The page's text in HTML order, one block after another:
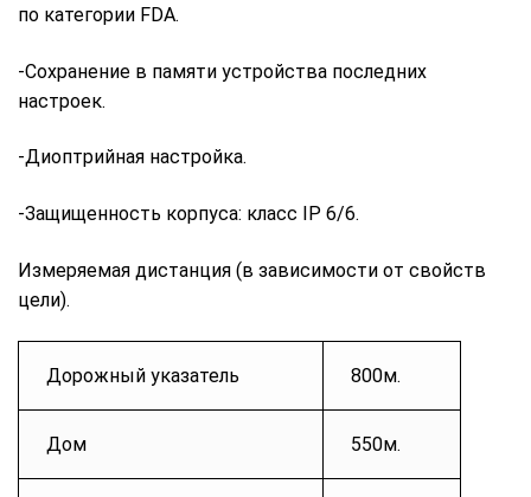
по категории FDA.
-Сохранение в памяти устройства последних
настроек.
-Диоптрийная настройка.
-Защищенность корпуса: класс IP 6/6.
Измеряемая дистанция (в зависимости от свойств
цели).
Дорожный указатель 800м.
Дом 550м.